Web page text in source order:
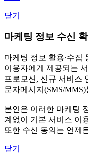
닫기
마케팅 정보 수신 확
마케팅 정보 활용·수집
이용자에게 제공되는
프로모션, 신규 서비스
문자메시지(SMS/
본인은 이러한 마케팅
계없이 기본 서비스 이
또한 수신 동의는 언제
닫기